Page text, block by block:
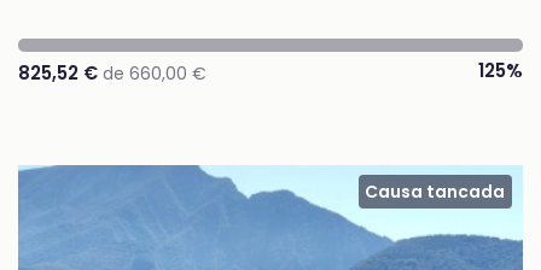
825,52 € de 660,00 € 125%
Causa tancada